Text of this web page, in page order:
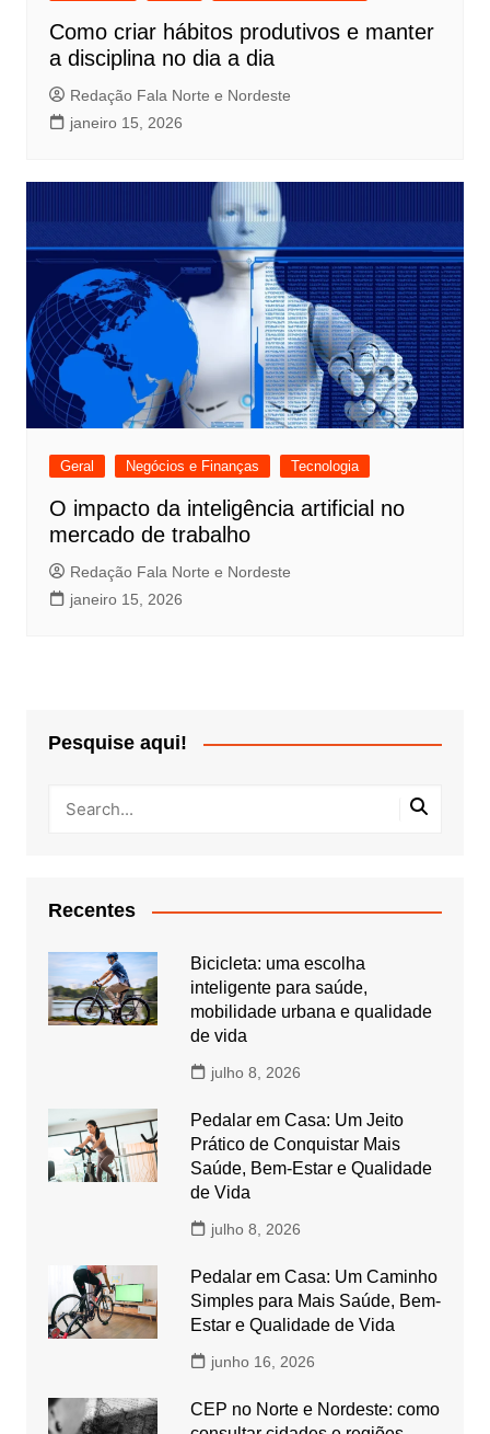
Como criar hábitos produtivos e manter
a disciplina no dia a dia
Redação Fala Norte e Nordeste
janeiro 15, 2026
Geral Negócios e Finanças Tecnologia
O impacto da inteligência artificial no
mercado de trabalho
Redação Fala Norte e Nordeste
janeiro 15, 2026
Pesquise aqui!
Recentes
Bicicleta: uma escolha
inteligente para saúde,
mobilidade urbana e qualidade
de vida
julho 8, 2026
Pedalar em Casa: Um Jeito
Prático de Conquistar Mais
Saúde, Bem-Estar e Qualidade
de Vida
julho 8, 2026
Pedalar em Casa: Um Caminho
Simples para Mais Saúde, Bem-
Estar e Qualidade de Vida
junho 16, 2026
CEP no Norte e Nordeste: como